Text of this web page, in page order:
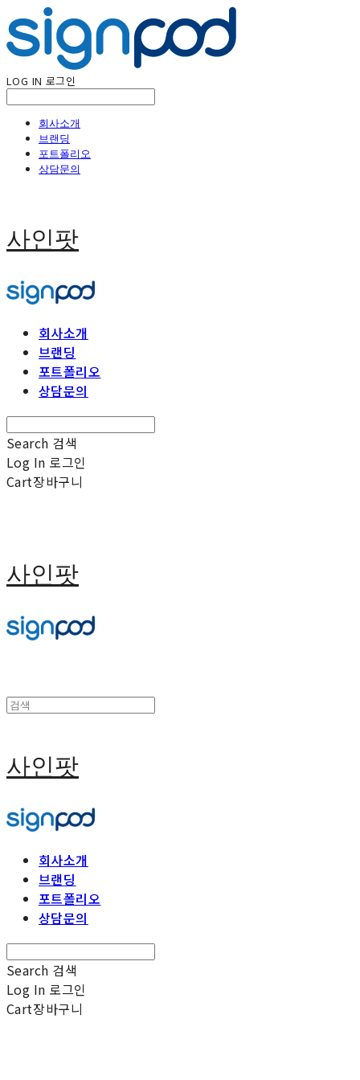
LOG IN 로그인
회사소개
브랜딩
포트폴리오
상담문의
사인팟
회사소개
브랜딩
포트폴리오
상담문의
Search 검색
Log In 로그인
Cart장바구니
사인팟
사인팟
회사소개
브랜딩
포트폴리오
상담문의
Search 검색
Log In 로그인
Cart장바구니